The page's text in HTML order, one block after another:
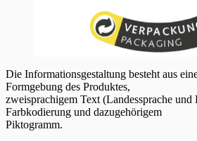
Die Informationsgestaltung besteht aus
Formgebung des Produktes,
zweisprachigem Text (Landessprache und
Farbkodierung und dazugehörigem
Piktogramm.